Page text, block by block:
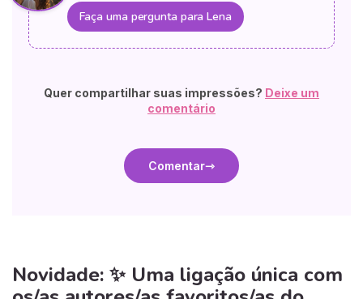
Faça uma pergunta para Lena
Quer compartilhar suas impressões? Deixe um
comentário
Comentar
Novidade: ✨ Uma ligação única com